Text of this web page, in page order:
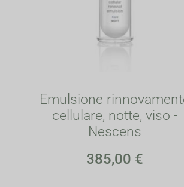
Emulsione
cellulare, notte, viso -
Nescens
385,00 €